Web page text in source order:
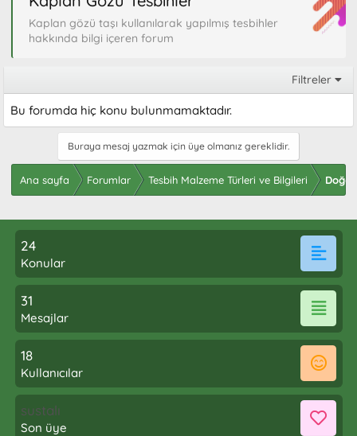
Kaplan gözü taşı kullanılarak yapılmış tesbihler
hakkında bilgi içeren forum
Filtreler
Bu forumda hiç konu bulunmamaktadır.
Buraya mesaj yazmak için üye olmanız gereklidir.
Ana sayfa Forumlar Tesbih Malzeme Türleri ve Bilgileri Doğal
24
Konular
31
Mesajlar
18
Kullanıcılar
sustalı
Son üye